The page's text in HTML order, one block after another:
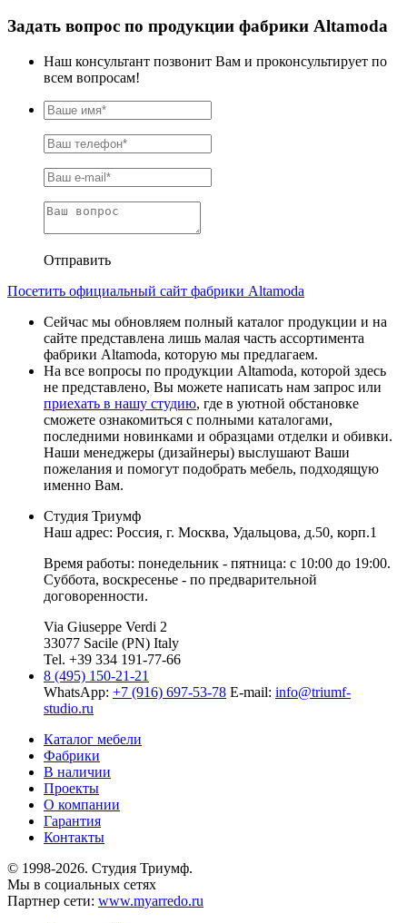
Задать вопрос по продукции фабрики Altamoda
Наш консультант позвонит Вам и проконсультирует по
всем вопросам!
Отправить
Посетить официальный сайт фабрики Altamoda
Сейчас мы обновляем полный каталог продукции и на
сайте представлена лишь малая часть ассортимента
фабрики Altamoda, которую мы предлагаем.
На все вопросы по продукции Altamoda, которой здесь
не представлено, Вы можете написать нам запрос или
приехать в нашу студию, где в уютной обстановке
сможете ознакомиться с полными каталогами,
последними новинками и образцами отделки и обивки.
Наши менеджеры (дизайнеры) выслушают Ваши
пожелания и помогут подобрать мебель, подходящую
именно Вам.
Студия Триумф
Наш адрес: Россия, г. Москва, Удальцова, д.50, корп.1
Время работы: понедельник - пятница: с 10:00 до 19:00.
Суббота, воскресенье - по предварительной
договоренности.
Via Giuseppe Verdi 2
33077 Sacile (PN) Italy
Tel. +39 334 191-77-66
8 (495) 150-21-21
WhatsApp: +7 (916) 697-53-78 E-mail: info@triumf-
studio.ru
Каталог мебели
Фабрики
В наличии
Проекты
О компании
Гарантия
Контакты
© 1998-2026. Студия Триумф.
Мы в социальных сетях
Партнер сети: www.myarredo.ru